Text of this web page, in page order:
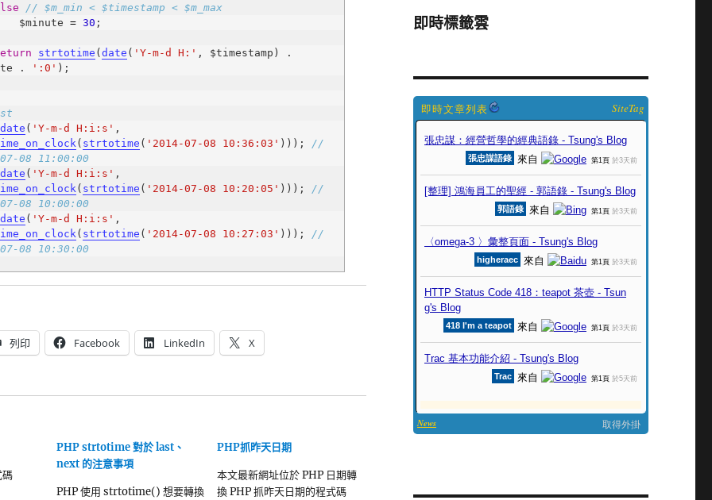
// $m_min < $timestamp < $m_max
        $minute
= 30
strtotime (date ( 'Y-m-d H:' , $timestamp) .
.
':0'
date ( 'Y-m-d H:i:s'
( strtotime ( '2014-07-08 10:36:03' ))); //
08 11:00:00
date ( 'Y-m-d H:i:s'
( strtotime ( '2014-07-08 10:20:05' ))); //
08 10:00:00
date ( 'Y-m-d H:i:s'
( strtotime ( '2014-07-08 10:27:03' ))); //
08 10:30:00
列印 Facebook LinkedIn X
碼
PHP strtotime 對於 last、
next 的注意事項
PHP 使用 strtotime() 想要轉換
PHP抓昨天日期
本文最新網址位於 PHP 日期轉
換 PHP 抓昨天日期的程式碼
即時標籤雲
SiteTag